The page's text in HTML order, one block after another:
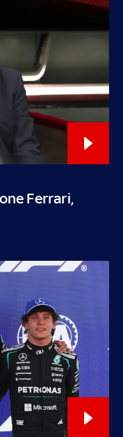
Ferrari,